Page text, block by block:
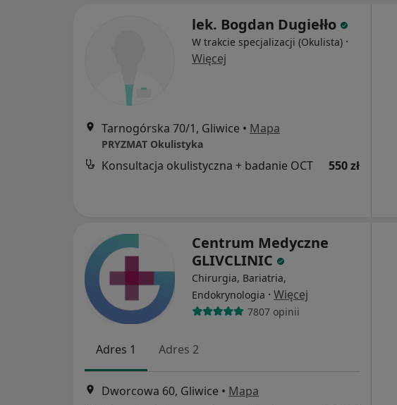
lek. Bogdan Dugiełło
W trakcie specjalizacji (Okulista) ·
Więcej
Tarnogórska 70/1, Gliwice • Mapa
PRYZMAT Okulistyka
Konsultacja okulistyczna + badanie OCT 550 zł
Centrum Medyczne
GLIVCLINIC
Chirurgia, Bariatria,
Endokrynologia · Więcej
7807 opinii
Adres 1 Adres 2
Dworcowa 60, Gliwice • Mapa